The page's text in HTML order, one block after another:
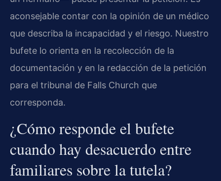
aconsejable contar con la opinión de un médico
que describa la incapacidad y el riesgo. Nuestro
bufete lo orienta en la recolección de la
documentación y en la redacción de la petición
para el tribunal de Falls Church que
corresponda.
¿Cómo responde el bufete
cuando hay desacuerdo entre
familiares sobre la tutela?